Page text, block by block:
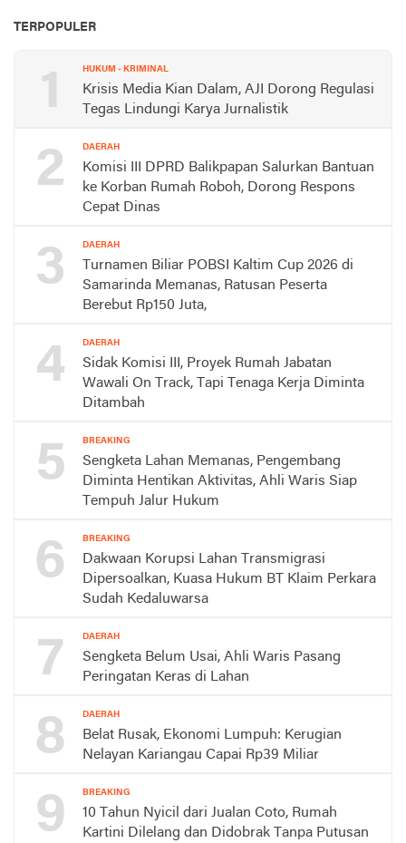
TERPOPULER
1 HUKUM - KRIMINAL
Krisis Media Kian Dalam, AJI Dorong Regulasi
Tegas Lindungi Karya Jurnalistik
2 DAERAH
Komisi III DPRD Balikpapan Salurkan Bantuan
ke Korban Rumah Roboh, Dorong Respons
Cepat Dinas
3 DAERAH
Turnamen Biliar POBSI Kaltim Cup 2026 di
Samarinda Memanas, Ratusan Peserta
Berebut Rp150 Juta,
4 DAERAH
Sidak Komisi III, Proyek Rumah Jabatan
Wawali On Track, Tapi Tenaga Kerja Diminta
Ditambah
5 BREAKING
Sengketa Lahan Memanas, Pengembang
Diminta Hentikan Aktivitas, Ahli Waris Siap
Tempuh Jalur Hukum
6 BREAKING
Dakwaan Korupsi Lahan Transmigrasi
Dipersoalkan, Kuasa Hukum BT Klaim Perkara
Sudah Kedaluwarsa
7 DAERAH
Sengketa Belum Usai, Ahli Waris Pasang
Peringatan Keras di Lahan
8 DAERAH
Belat Rusak, Ekonomi Lumpuh: Kerugian
Nelayan Kariangau Capai Rp39 Miliar
9 BREAKING
10 Tahun Nyicil dari Jualan Coto, Rumah
Kartini Dilelang dan Didobrak Tanpa Putusan